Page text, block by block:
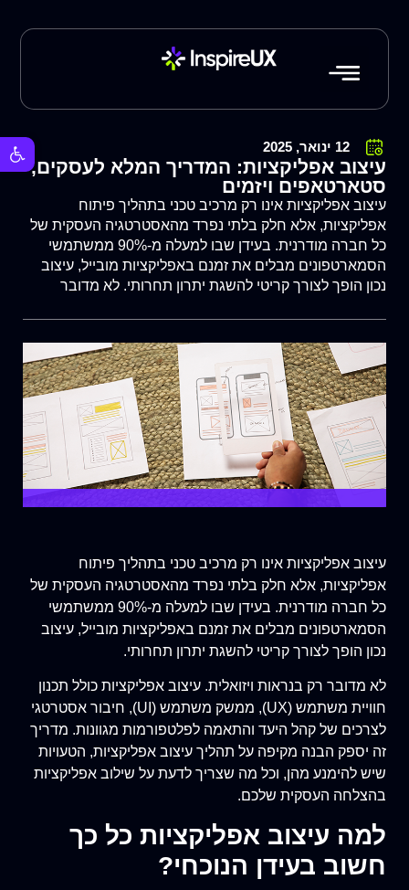
פתח 12 ינואר, 2025
עיצוב אפליקציות: המדריך המלא לעסקים,
סטארטאפים ויזמים
עיצוב אפליקציות אינו רק מרכיב טכני בתהליך פיתוח
אפליקציות, אלא חלק בלתי נפרד מהאסטרטגיה העסקית של
כל חברה מודרנית. בעידן שבו למעלה מ-90% ממשתמשי
הסמארטפונים מבלים את זמנם באפליקציות מובייל, עיצוב
נכון הופך לצורך קריטי להשגת יתרון תחרותי. לא מדובר
עיצוב אפליקציות אינו רק מרכיב טכני בתהליך פיתוח
אפליקציות, אלא חלק בלתי נפרד מהאסטרטגיה העסקית של
כל חברה מודרנית. בעידן שבו למעלה מ-90% ממשתמשי
הסמארטפונים מבלים את זמנם באפליקציות מובייל, עיצוב
נכון הופך לצורך קריטי להשגת יתרון תחרותי.
לא מדובר רק בנראות ויזואלית. עיצוב אפליקציות כולל תכנון
חוויית משתמש (UX), ממשק משתמש (UI), חיבור אסטרטגי
לצרכים של קהל היעד והתאמה לפלטפורמות מגוונות. מדריך
זה יספק הבנה מקיפה על תהליך עיצוב אפליקציות, הטעויות
שיש להימנע מהן, וכל מה שצריך לדעת על שילוב אפליקציות
בהצלחה העסקית שלכם.
למה עיצוב אפליקציות כל כך
חשוב בעידן הנוכחי?